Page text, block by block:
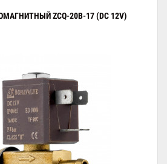
ZCQ-20B-17 (DC 12V)